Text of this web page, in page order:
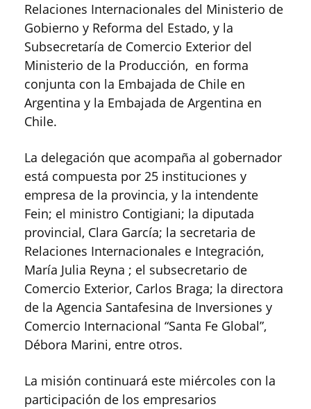
Relaciones Internacionales del Ministerio de
Gobierno y Reforma del Estado, y la
Subsecretaría de Comercio Exterior del
Ministerio de la Producción, en forma
conjunta con la Embajada de Chile en
Argentina y la Embajada de Argentina en
Chile.
La delegación que acompaña al gobernador
está compuesta por 25 instituciones y
empresa de la provincia, y la intendente
Fein; el ministro Contigiani; la diputada
provincial, Clara García; la secretaria de
Relaciones Internacionales e Integración,
María Julia Reyna ; el subsecretario de
Comercio Exterior, Carlos Braga; la directora
de la Agencia Santafesina de Inversiones y
Comercio Internacional “Santa Fe Global”,
Débora Marini, entre otros.
La misión continuará este miércoles con la
participación de los empresarios